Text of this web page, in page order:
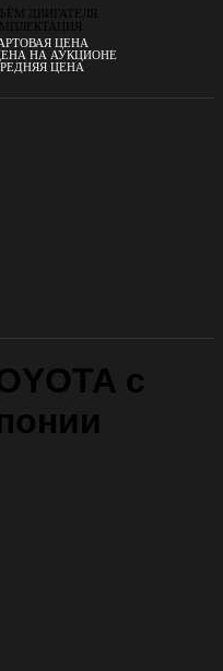
ДВИГАТЕЛЯ
ЦЕНА
НА АУКЦИОНЕ
ЦЕНА
с